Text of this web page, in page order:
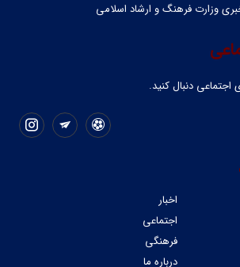
وزارت فرهنگ و ارشاد اسلامی
اجتماعی دنبال کنید.
اخبار
اجتماعی
فرهنگی
درباره ما